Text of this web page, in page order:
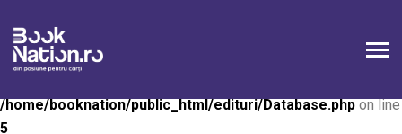
Deprecated
deprecated since 8.5, use Pdo\Mysql::ATTR_INIT_COMMAND
/home/booknation/public_html/edituri/Database.phpon line
5